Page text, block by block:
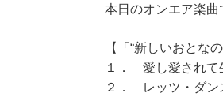
本日のオンエア楽
【「“新しいおとな
１． 愛し愛され
２． レッツ・ダ